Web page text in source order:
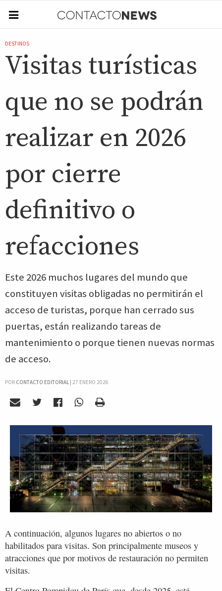
DESTINOS
Visitas turísticas
que no se podrán
realizar en 2026
por cierre
definitivo o
refacciones
Este 2026 muchos lugares del mundo que
constituyen visitas obligadas no permitirán el
acceso de turistas, porque han cerrado sus
puertas, están realizando tareas de
mantenimiento o porque tienen nuevas normas
de acceso.
POR CONTACTO EDITORIAL| 27 ENERO 2026
A continuación, algunos lugares no abiertos o no
habilitados para visitas. Son principalmente museos y
atracciones que por motivos de restauración no permiten
visitas.